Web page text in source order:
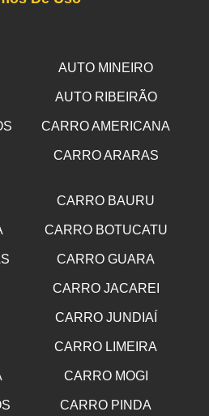
AUTO MINEIRO
AUTO RIBEIRÃO
CARRO AMERICANA
CARRO ARARAS
CARRO BAURU
CARRO BOTUCATU
CARRO GUARA
CARRO JACAREI
CARRO JUNDIAÍ
CARRO LIMEIRA
CARRO MOGI
CARRO PINDA